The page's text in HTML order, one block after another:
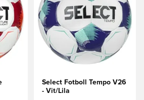
Select Fotboll Tempo V26
- Vit/Lila